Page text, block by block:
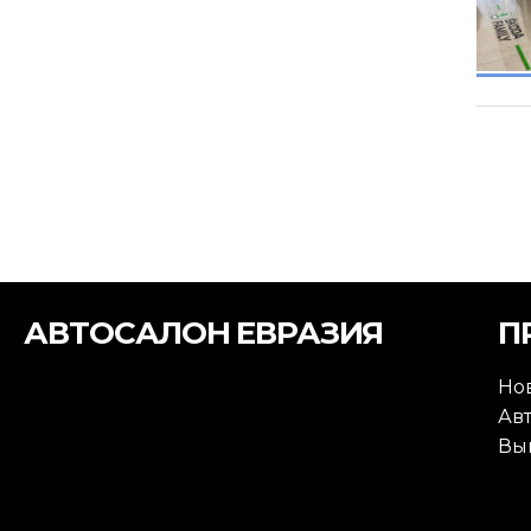
АВТОСАЛОН ЕВРАЗИЯ